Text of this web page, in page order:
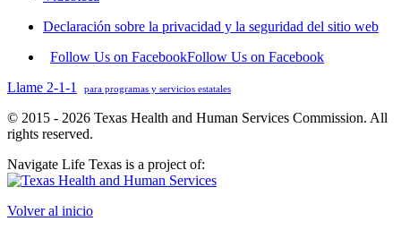
Declaración sobre la privacidad y la seguridad del sitio web
Follow Us on FacebookFollow Us on Facebook
Llame 2-1-1
para programas y servicios estatales
© 2015 - 2026 Texas Health and Human Services Commission. All
rights reserved.
Navigate Life Texas is a project of:
Volver al inicio